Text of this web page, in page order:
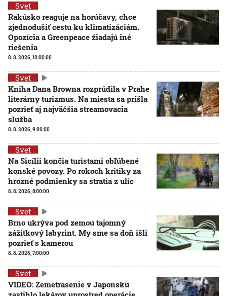
Svet
Rakúsko reaguje na horúčavy, chce
zjednodušiť cestu ku klimatizáciám.
Opozícia a Greenpeace žiadajú iné
riešenia
8. 8. 2026, 10:00:00
Svet
Kniha Dana Browna rozprúdila v Prahe
literárny turizmus. Na miesta sa prišla
pozrieť aj najväčšia streamovacia
služba
8. 8. 2026, 9:00:00
Svet
Na Sicílii končia turistami obľúbené
konské povozy. Po rokoch kritiky za
hrozné podmienky sa stratia z ulíc
8. 8. 2026, 8:00:00
Svet
Brno ukrýva pod zemou tajomný
zážitkový labyrint. My sme sa doň išli
pozrieť s kamerou
8. 8. 2026, 7:00:00
Svet
VIDEO: Zemetrasenie v Japonsku